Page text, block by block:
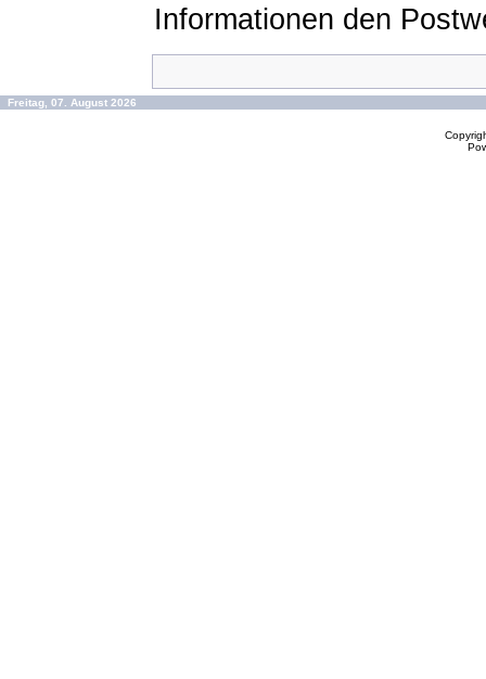
Informationen den
Freitag, 07. August 2026